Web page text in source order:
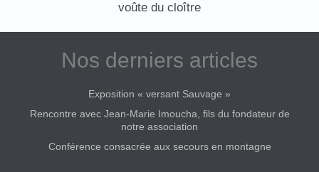
voûte du cloître
Nos derniers articles
Exposition « versant Sauvage »
Rencontre avec Jean-Marie Imoucha, fils du fondateur de
notre association
Conférence consacrée aux secours en montagne